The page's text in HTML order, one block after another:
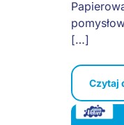
[…]
Czytaj